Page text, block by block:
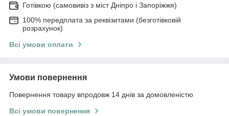
Готівкою (самовивіз з міст Дніпро і Запоріжжя)
100% передплата за реквізитами (безготівковій
розрахунок)
Всі умови оплати
Умови повернення
Повернення товару впродовж 14 днів за домовленістю
Всі умови повернення